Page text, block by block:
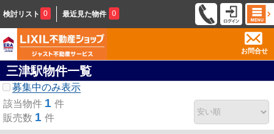
検討リスト 0 最近見た物件 0
お問合せ
三津駅物件一覧
募集中のみ表示
該当物件 1 件
販売数 1 件